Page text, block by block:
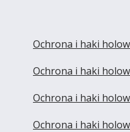
Ochrona i haki
Ochrona i haki
Ochrona i haki
Ochrona i haki